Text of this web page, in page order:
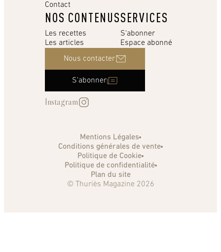
Contact
NOS CONTENUS
Les recettes
Les articles
SERVICES
S'abonner
Espace abonné
Nous contacter
S'abonner
Instagram
Mentions Légales
Conditions générales de vente
Politique de Cookie
Politique de confidentialité
Plan du site
© Thuriès Magazine 2026